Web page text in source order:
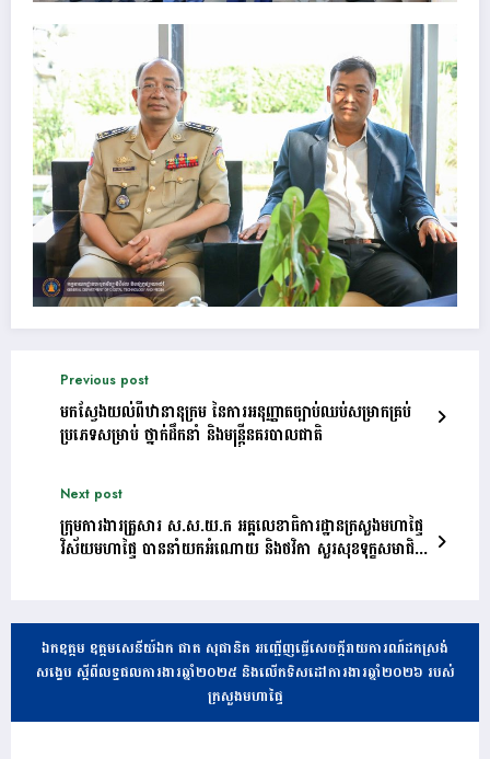
Previous post
មកស្វែងយល់ពីឋានានុក្រម នៃការអនុញ្ញាតច្បាប់ឈប់សម្រាកគ្រប់
ប្រភេទសម្រាប់ ថ្នាក់ដឹកនាំ និងមន្រ្តីនគរបាលជាតិ
Next post
ក្រុមការងារគ្រួសារ ស.ស.យ.ក អគ្គលេខាធិការដ្ឋានក្រសួងមហាផ្ទៃ
វិស័យមហាផ្ទៃ បាននាំយកអំណោយ និងថវិកា សួរសុខទុក្ខសមាជិក
ឯកឧត្តម ឧត្តមសេនីយ៍ឯក ផាត សុផានិត អញ្ជើញធ្វើសេចក្តីរាយការណ៍ដកស្រង់
សង្ខេប ស្តីពីលទ្ធផលការងារឆ្នាំ២០២៥ និងលើកទិសដៅការងារឆ្នាំ២០២៦ របស់
ក្រសួងមហាផ្ទៃ